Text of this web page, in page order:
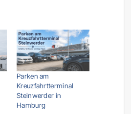
Parken am
Kreuzfahrtterminal
Steinwerder in
Hamburg